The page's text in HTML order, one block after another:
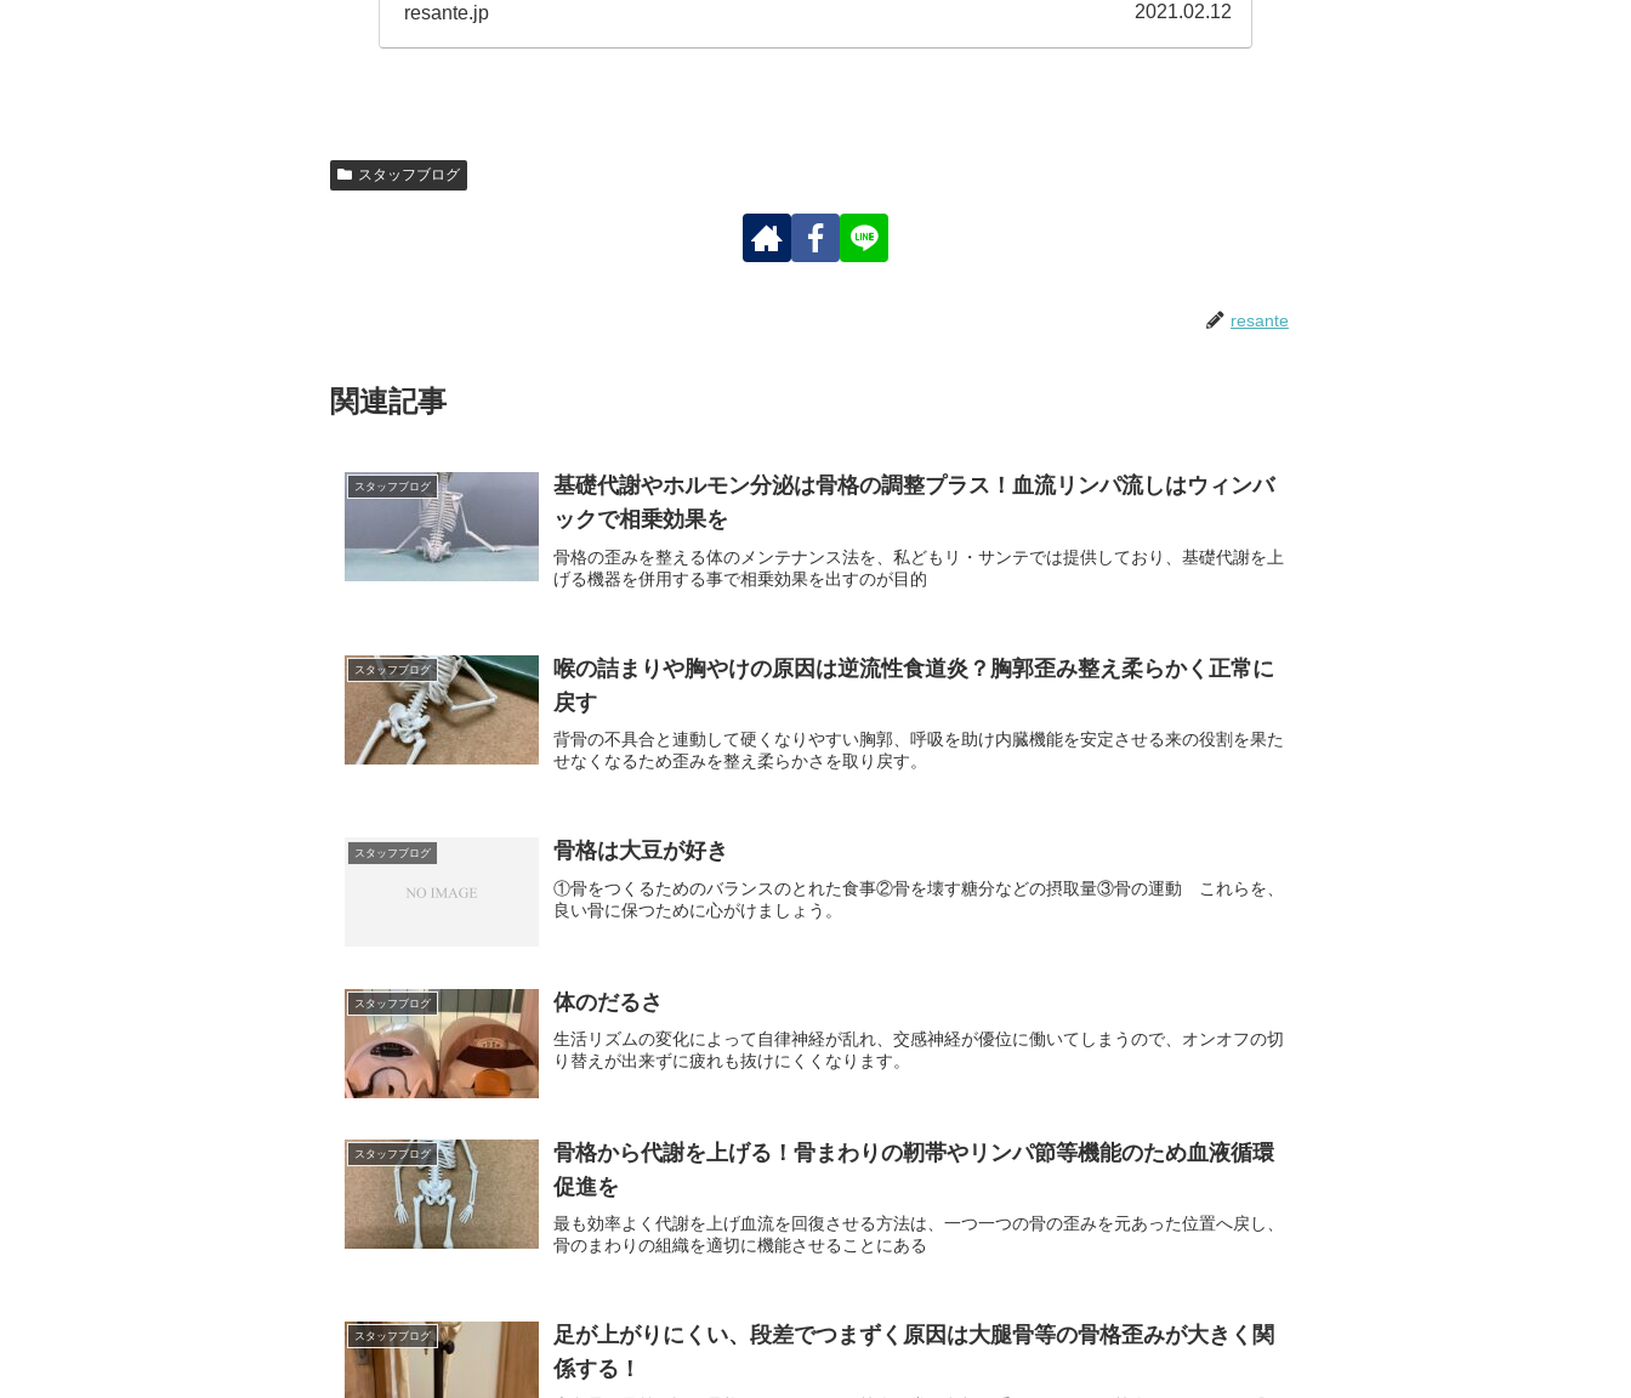
resante.jp 2021.02.12
スタッフブログ
resante
関連記事
スタッフブログ
基礎代謝やホルモン分泌は骨格の調整プラス！血流リンパ流しはウィンバ
ックで相乗効果を
骨格の歪みを整える体のメンテナンス法を、私どもリ・サンテでは提供しており、基礎代謝を上
げる機器を併用する事で相乗効果を出すのが目的
スタッフブログ
喉の詰まりや胸やけの原因は逆流性食道炎？胸郭歪み整え柔らかく正常に
戻す
背骨の不具合と連動して硬くなりやすい胸郭、呼吸を助け内臓機能を安定させる来の役割を果た
せなくなるため歪みを整え柔らかさを取り戻す。
スタッフブログ 骨格は大豆が好き
①骨をつくるためのバランスのとれた食事②骨を壊す糖分などの摂取量③骨の運動 これらを、
良い骨に保つために心がけましょう。
スタッフブログ 体のだるさ
生活リズムの変化によって自律神経が乱れ、交感神経が優位に働いてしまうので、オンオフの切
り替えが出来ずに疲れも抜けにくくなります。
スタッフブログ
骨格から代謝を上げる！骨まわりの靭帯やリンパ節等機能のため血液循環
促進を
最も効率よく代謝を上げ血流を回復させる方法は、一つ一つの骨の歪みを元あった位置へ戻し、
骨のまわりの組織を適切に機能させることにある
スタッフブログ
足が上がりにくい、段差でつまずく原因は大腿骨等の骨格歪みが大きく関
係する！